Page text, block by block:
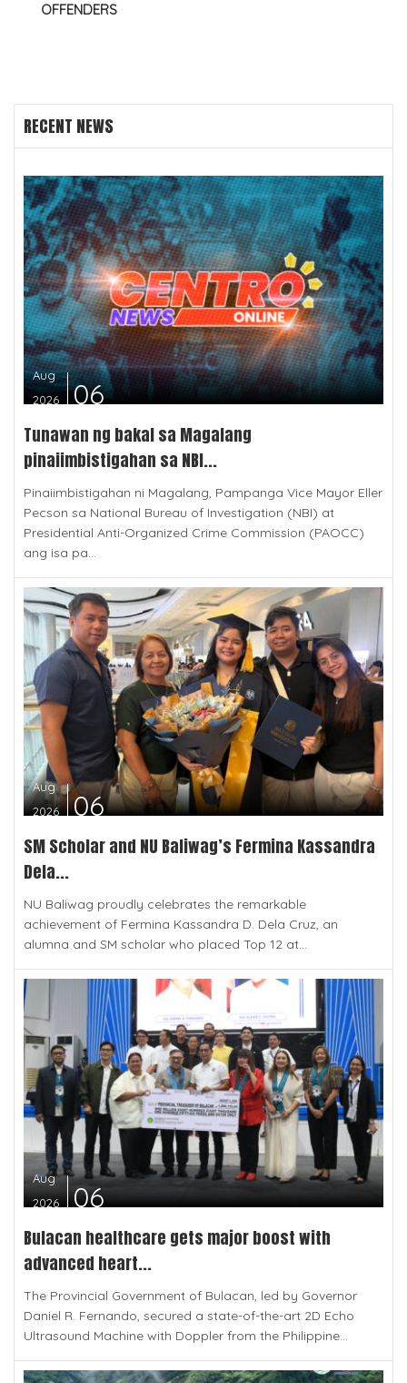
OFFENDERS
RECENT NEWS
Aug
2026
06
Tunawan ng bakal sa Magalang
pinaiimbistigahan sa NBI...
Pinaiimbistigahan ni Magalang, Pampanga Vice Mayor Eller
Pecson sa National Bureau of Investigation (NBI) at
Presidential Anti-Organized Crime Commission (PAOCC)
ang isa pa...
Aug
2026
06
SM Scholar and NU Baliwag’s Fermina Kassandra
Dela...
NU Baliwag proudly celebrates the remarkable
achievement of Fermina Kassandra D. Dela Cruz, an
alumna and SM scholar who placed Top 12 at...
Aug
2026
06
Bulacan healthcare gets major boost with
advanced heart...
The Provincial Government of Bulacan, led by Governor
Daniel R. Fernando, secured a state-of-the-art 2D Echo
Ultrasound Machine with Doppler from the Philippine...